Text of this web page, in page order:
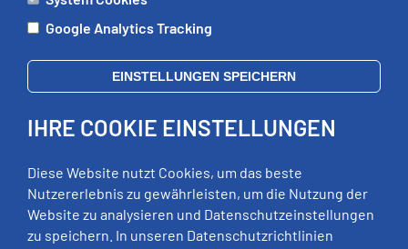
ÄMTER
Di:
09:00 - 12:00 Uhr, 13:00 - 18:00 Uhr
Mi:
geschlossen
Fr:
09:00 - 12:00 Uhr
RECHTLICHES
Google Analytics Tracking
EINSTELLUNGEN SPEICHERN
IHRE COOKIE EINSTELLUNGEN
Diese Website nutzt Cookies, um das beste
Nutzererlebnis zu gewährleisten, um die Nutzung der
Website zu analysieren und Datenschutzeinstellungen
zu speichern. In unseren Datenschutzrichtlinien